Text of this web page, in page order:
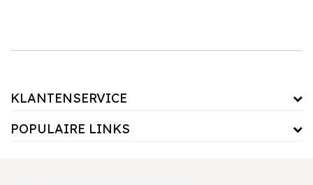
KLANTENSERVICE
POPULAIRE LINKS